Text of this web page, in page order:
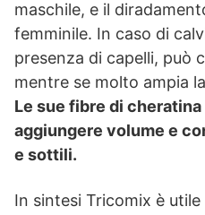
maschile, e il
femminile. In caso di
presenza di capelli, può
mentre se molto ampia
Le sue fibre di
aggiungere volume e
e sottili.
In sintesi Tricomix è